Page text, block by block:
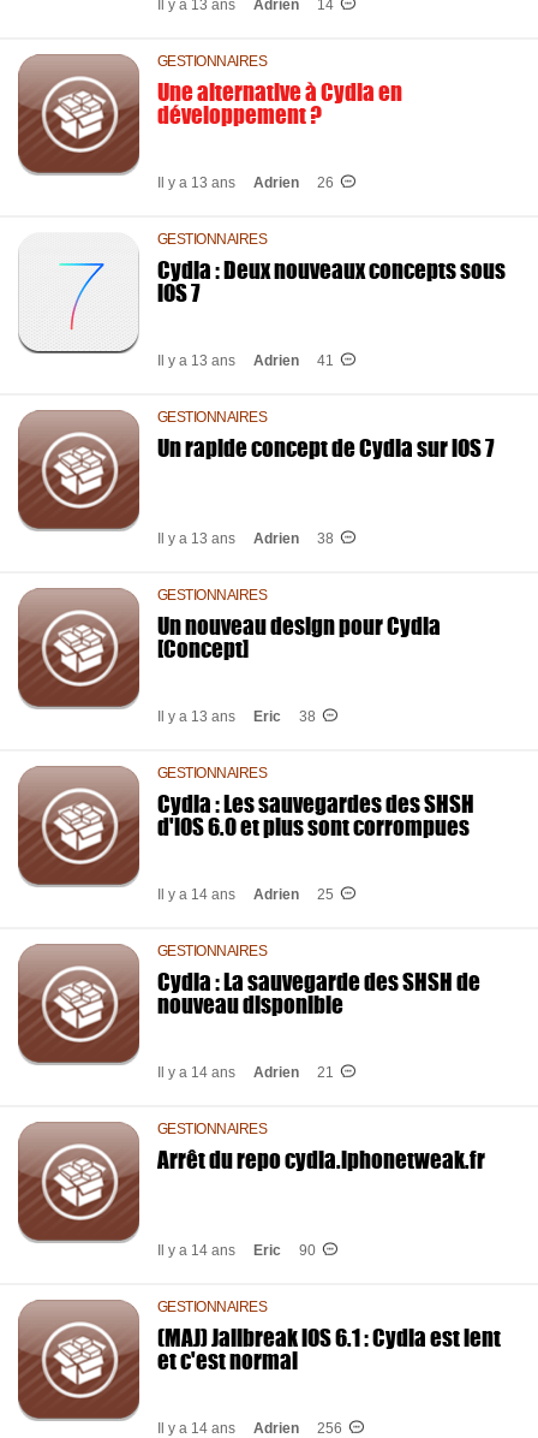
Il y a 13 ans Adrien 14
GESTIONNAIRES
Une alternative à Cydia en
développement ?
Il y a 13 ans Adrien 26
GESTIONNAIRES
Cydia : Deux nouveaux concepts sous
iOS 7
Il y a 13 ans Adrien 41
GESTIONNAIRES
Un rapide concept de Cydia sur iOS 7
Il y a 13 ans Adrien 38
GESTIONNAIRES
Un nouveau design pour Cydia
[Concept]
Il y a 13 ans Eric 38
GESTIONNAIRES
Cydia : Les sauvegardes des SHSH
d'iOS 6.0 et plus sont corrompues
Il y a 14 ans Adrien 25
GESTIONNAIRES
Cydia : La sauvegarde des SHSH de
nouveau disponible
Il y a 14 ans Adrien 21
GESTIONNAIRES
Arrêt du repo cydia.iphonetweak.fr
Il y a 14 ans Eric 90
GESTIONNAIRES
(MAJ) Jailbreak iOS 6.1 : Cydia est lent
et c'est normal
Il y a 14 ans Adrien 256